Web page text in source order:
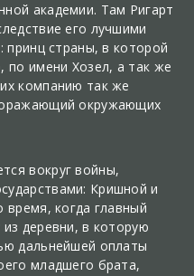
академии. Там Ригарт
его лучшими
принц страны, в которой
по имени Хозел, а так же
компанию так же
окружающих
вокруг войны,
Кришной и
когда главный
деревни, в которую
дальнейшей оплаты
младшего брата,